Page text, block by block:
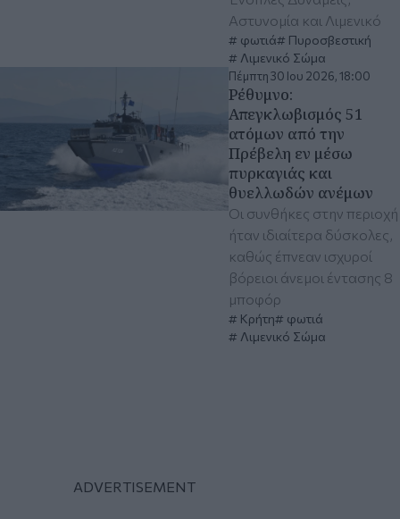
Αστυνομία και Λιμενικό
φωτιά
Πυροσβεστική
Λιμενικό Σώμα
Πέμπτη 30 Ιου 2026, 18:00
Ρέθυμνο:
Απεγκλωβισμός 51
ατόμων από την
Πρέβελη εν μέσω
πυρκαγιάς και
θυελλωδών ανέμων
Οι συνθήκες στην περιοχή
ήταν ιδιαίτερα δύσκολες,
καθώς έπνεαν ισχυροί
βόρειοι άνεμοι έντασης 8
μποφόρ
Κρήτη
φωτιά
Λιμενικό Σώμα